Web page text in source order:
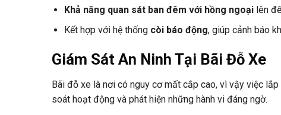
Khả năng quan sát ban đêm với hồng ngoạilên
Kết hợp với hệ thống còi báo động, giúp cảnh báo
Giám Sát An Ninh Tại Bãi Đỗ Xe
Bãi đỗ xe là nơi có nguy cơ mất cắp cao, vì vậy việc
soát hoạt động và phát hiện những hành vi đáng ngờ.